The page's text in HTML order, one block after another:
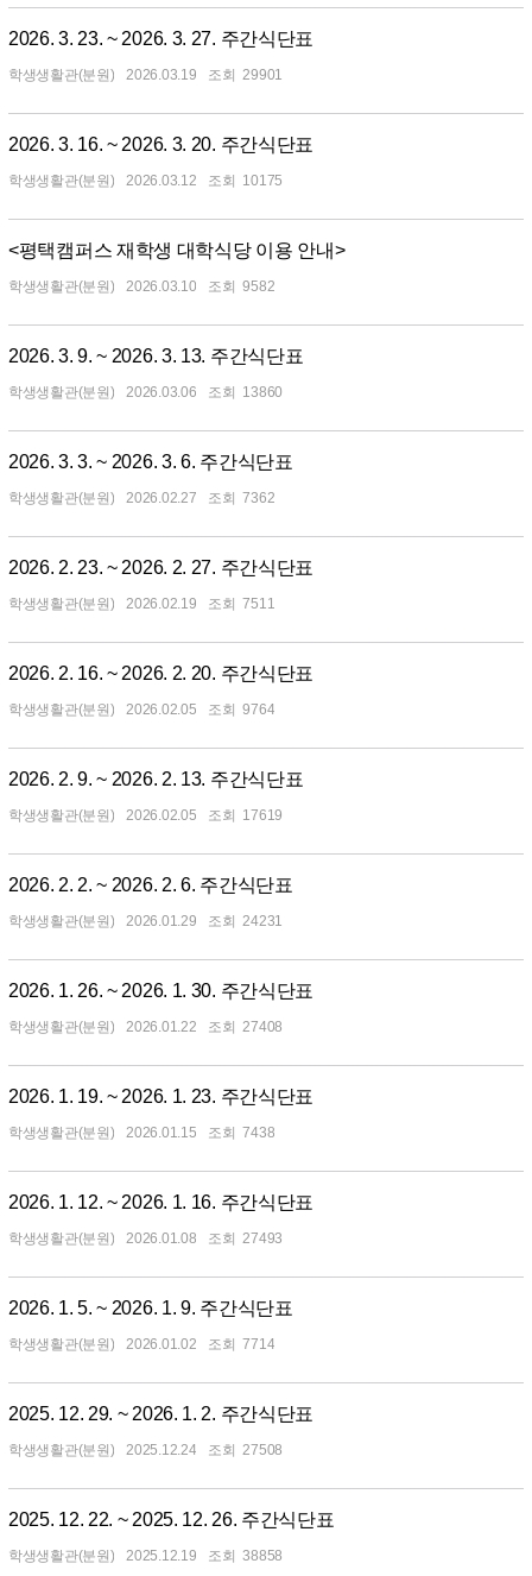
2026. 3. 23. ~ 2026. 3. 27. 주간식단표
학생생활관(분원) 2026.03.19 29901
2026. 3. 16. ~ 2026. 3. 20. 주간식단표
학생생활관(분원) 2026.03.12 10175
<평택캠퍼스 재학생 대학식당 이용 안내>
학생생활관(분원) 2026.03.10 9582
2026. 3. 9. ~ 2026. 3. 13. 주간식단표
학생생활관(분원) 2026.03.06 13860
2026. 3. 3. ~ 2026. 3. 6. 주간식단표
학생생활관(분원) 2026.02.27 7362
2026. 2. 23. ~ 2026. 2. 27. 주간식단표
학생생활관(분원) 2026.02.19 7511
2026. 2. 16. ~ 2026. 2. 20. 주간식단표
학생생활관(분원) 2026.02.05 9764
2026. 2. 9. ~ 2026. 2. 13. 주간식단표
학생생활관(분원) 2026.02.05 17619
2026. 2. 2. ~ 2026. 2. 6. 주간식단표
학생생활관(분원) 2026.01.29 24231
2026. 1. 26. ~ 2026. 1. 30. 주간식단표
학생생활관(분원) 2026.01.22 27408
2026. 1. 19. ~ 2026. 1. 23. 주간식단표
학생생활관(분원) 2026.01.15 7438
2026. 1. 12. ~ 2026. 1. 16. 주간식단표
학생생활관(분원) 2026.01.08 27493
2026. 1. 5. ~ 2026. 1. 9. 주간식단표
학생생활관(분원) 2026.01.02 7714
2025. 12. 29. ~ 2026. 1. 2. 주간식단표
학생생활관(분원) 2025.12.24 27508
2025. 12. 22. ~ 2025. 12. 26. 주간식단표
학생생활관(분원) 2025.12.19 38858